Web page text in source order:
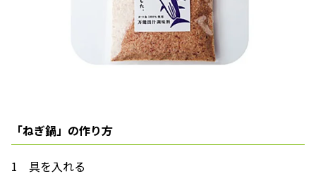
「ねぎ鍋」の作り方
1 具を入れる